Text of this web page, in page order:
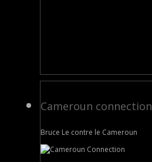
Cameroun connection
Bruce Le contre le Cameroun